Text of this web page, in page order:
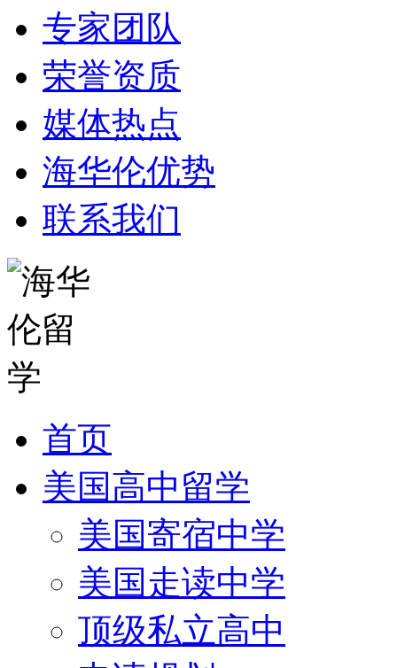
专家团队
荣誉资质
媒体热点
海华伦优势
联系我们
首页
美国高中留学
美国寄宿中学
美国走读中学
顶级私立高中